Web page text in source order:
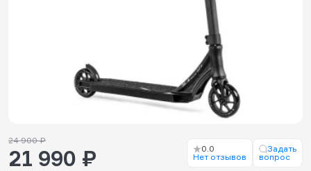
24 900 ₽
21 990 ₽
0.0
Нет отзывов
Задать
вопрос